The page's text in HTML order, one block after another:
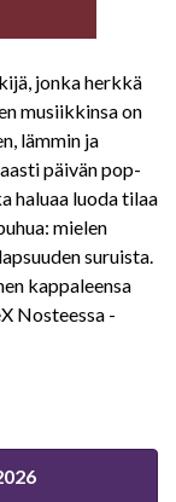
jonka herkkä
musiikkinsa on
lämmin ja
päivän pop-
haluaa luoda tilaa
mielen
suruista.
kappaleensa
Nosteessa -